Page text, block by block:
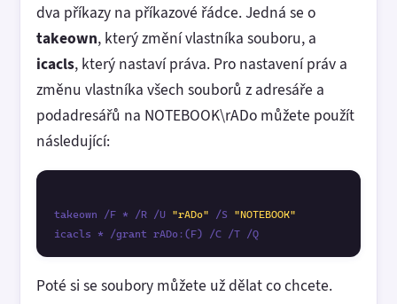
dva příkazy na příkazové řádce. Jedná se o
takeown, který změní vlastníka souboru, a
icacls, který nastaví práva. Pro nastavení práv a
změnu vlastníka všech souborů z adresáře a
podadresářů na NOTEBOOK\rADo můžete použít
následující:
takeown /F * /R /U "rADo" /S "NOTEBOOK"
Poté si se soubory můžete už dělat co chcete.